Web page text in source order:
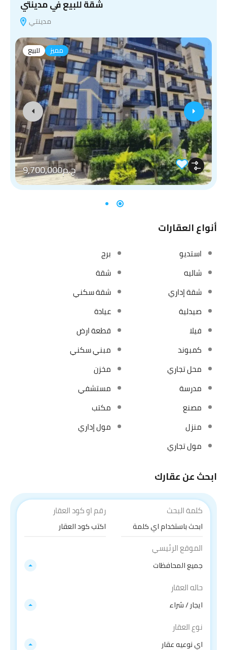
شقة للبيع في مدينتي
مدينتي
للبيع مميز
ج.م9,700,000
أنواع العقارات
استديو
برج
شاليه
شقة
شقة إداري
شقة سكني
صيدلية
عيادة
فيلا
قطعة ارض
كمبوند
مبني سكني
محل تجاري
مخزن
مدرسة
مستشفي
مصنع
مكتب
منزل
مول إداري
مول تجاري
ابحث عن عقارك
كلمة البحث رقم او كود العقار
الموقع الرئيسي
جميع المحافظات
حاله العقار
ايجار / شراء
نوع العقار
اي نوعيه عقار